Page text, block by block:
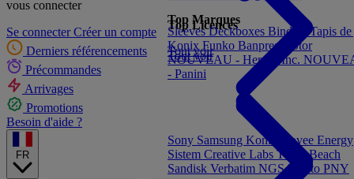
vous connecter
Se connecter Créer un compte
Derniers référencements
Précommandes
Arrivages
Promotions
Besoin d'aide ?
FR
Konix Funko Banpresto
Stor
NOUVEAU - Heroes Inc.
- Panini
Top Marques
Tout voir
Top Licences
Tout voir
SleevesDeckboxes Binders Tapis
Sony Samsung Konix Govee Energy
Sistem Creative LabsTurtle Beach
Sandisk Verbatim NGSElgato PNY